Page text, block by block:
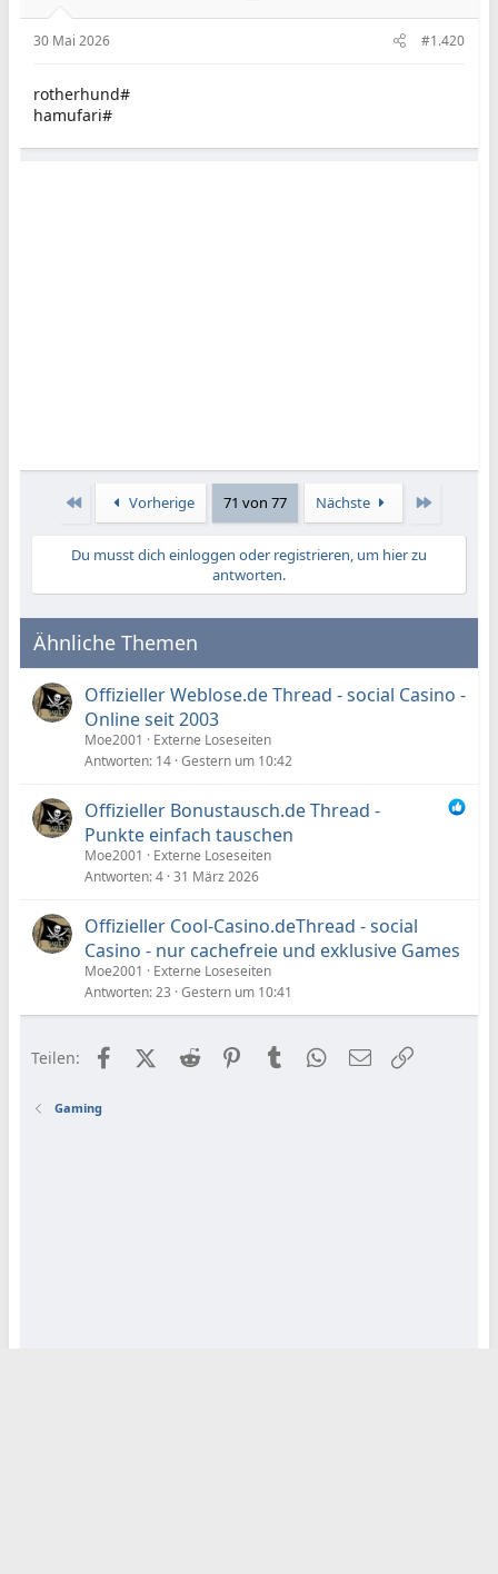
30 Mai 2026 #1.420
rotherhund#
hamufari#
Erste Vorherige 71 von 77 Nächste
Du musst dich einloggen oder registrieren, um hier zu
antworten.
Ähnliche Themen
Offizieller Weblose.de Thread - social Casino -
Online seit 2003
Moe2001
Externe Loseseiten
Antworten 14 Gestern um 10:42
Offizieller Bonustausch.de Thread -
Punkte einfach tauschen
Moe2001
Externe Loseseiten
Antworten 4 31 März 2026
Offizieller Cool-Casino.deThread - social
Casino - nur cachefreie und exklusive Games
Moe2001
Externe Loseseiten
Antworten 23 Gestern um 10:41
Teilen: FacebookX (Twitter)
Reddit PinterestTumblr WhatsApp
E-Mail
Gaming